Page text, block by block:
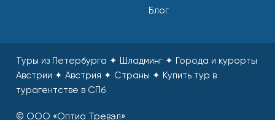
Блог
Туры из Петербурга ✦ Шладминг ✦ Города и курорты
Австрии ✦ Австрия ✦ Страны ✦ Купить тур в
турагентстве в СПб
© ООО «Оптио Тревэл»